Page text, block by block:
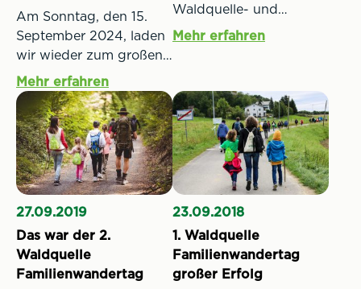
Am Sonntag, den 15.
September 2024, laden
wir wieder zum großen
Familienwandertag nach
Kobersdorf. Es gibt
jedes Bedürfnis, die
passende Route wie
Kohlensäuregehalt
unseres Mineralwassers.
Start und Ziel ist der
Sportplatz ASKÖ
Waldquelle Kobersdorf,
Florianigasse, 7332
Kobersdorf.
Mehr erfahren
Waldquelle- und
Wanderfans in der
luden wir zum 5.
Waldquelle
Familienwandertag mit
vielen bunten
Erlebnisstationen ein.
Dem unbeständigen
1.500 Wanderer und
folgten mit voller
Wanderbegeisterung
Mehr erfahren
27.09.2019
Das war der 2.
Waldquelle
Familienwandertag
23.09.2018
1. Waldquelle
Familienwandertag
großer Erfolg